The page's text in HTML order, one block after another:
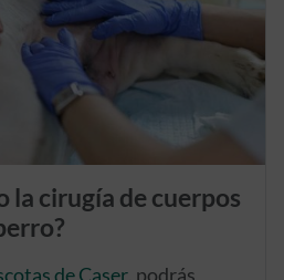
la cirugía de cuerpos
de Caser , podrás